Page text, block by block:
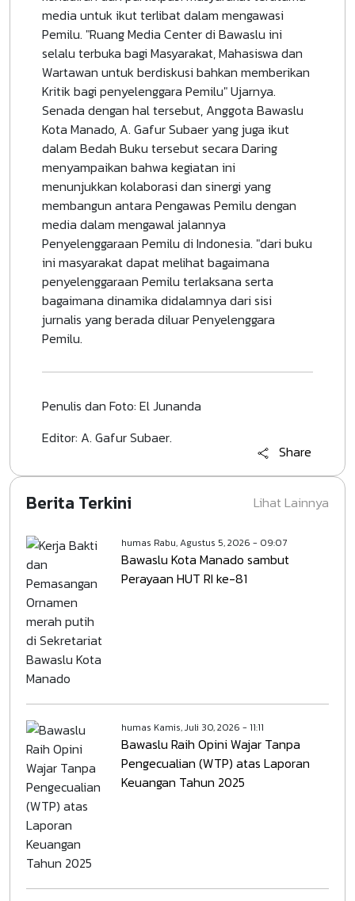
media untuk ikut terlibat dalam mengawasi
Pemilu. "Ruang Media Center di Bawaslu ini
selalu terbuka bagi Masyarakat, Mahasiswa dan
Wartawan untuk berdiskusi bahkan memberikan
Kritik bagi penyelenggara Pemilu" Ujarnya.
Senada dengan hal tersebut, Anggota Bawaslu
Kota Manado, A. Gafur Subaer yang juga ikut
dalam Bedah Buku tersebut secara Daring
menyampaikan bahwa kegiatan ini
menunjukkan kolaborasi dan sinergi yang
membangun antara Pengawas Pemilu dengan
media dalam mengawal jalannya
Penyelenggaraan Pemilu di Indonesia. "dari buku
ini masyarakat dapat melihat bagaimana
penyelenggaraan Pemilu terlaksana serta
bagaimana dinamika didalamnya dari sisi
jurnalis yang berada diluar Penyelenggara
Pemilu.
Penulis dan Foto: El Junanda
Editor: A. Gafur Subaer.
Share
Berita Terkini
humas Rabu, Agustus 5, 2026 - 09:07
Bawaslu Kota Manado sambut
Perayaan HUT RI ke-81
humas Kamis, Juli 30, 2026 - 11:11
Bawaslu Raih Opini Wajar Tanpa
Pengecualian (WTP) atas Laporan
Keuangan Tahun 2025
Lihat Lainnya